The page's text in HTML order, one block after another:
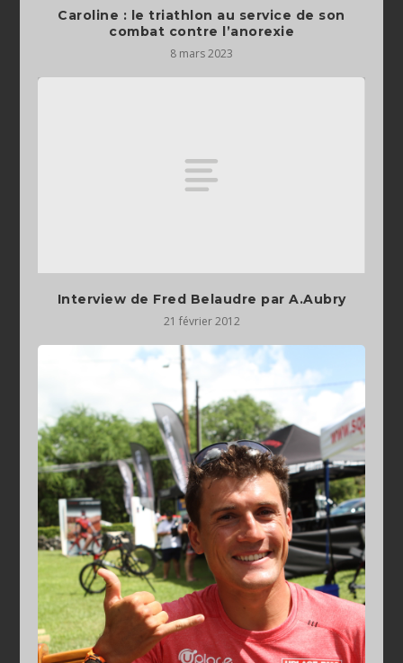
Caroline : le triathlon au service de son
combat contre l’anorexie
8 mars 2023
Interview de Fred Belaudre par A.Aubry
21 février 2012